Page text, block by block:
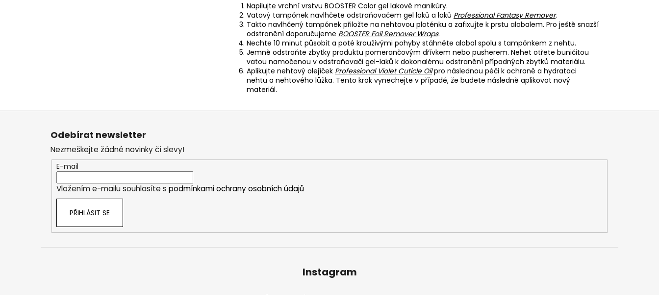
Napilujte vrchní vrstvu BOOSTER Color gel lakové manikúry.
Vatový tampónek navlhčete odstraňovačem gel laků a laků Professional Fantasy Remover.
Takto navlhčený tampónek přiložte na nehtovou ploténku a zafixujte k prstu alobalem. Pro ještě snazší
odstranění doporučujeme BOOSTER Foil Remover Wraps.
Nechte 10 minut působit a poté krouživými pohyby stáhněte alobal spolu s tampónkem z nehtu.
Jemně odstraňte zbytky produktu pomerančovým dřívkem nebo pusherem. Nehet otřete buničitou
vatou namočenou v odstraňovači gel-laků k dokonalému odstranění případných zbytků materiálu.
Aplikujte nehtový olejíček Professional Violet Cuticle Oilpro následnou péči k ochraně a hydrataci
nehtu a nehtového lůžka. Tento krok vynechejte v případě, že budete následně aplikovat nový
materiál.
Z
Odebírat newsletter
Nezmeškejte žádné novinky či slevy!
E-mail
Vložením e-mailu souhlasíte s podmínkami ochrany osobních údajů
PŘIHLÁSIT SE
Instagram